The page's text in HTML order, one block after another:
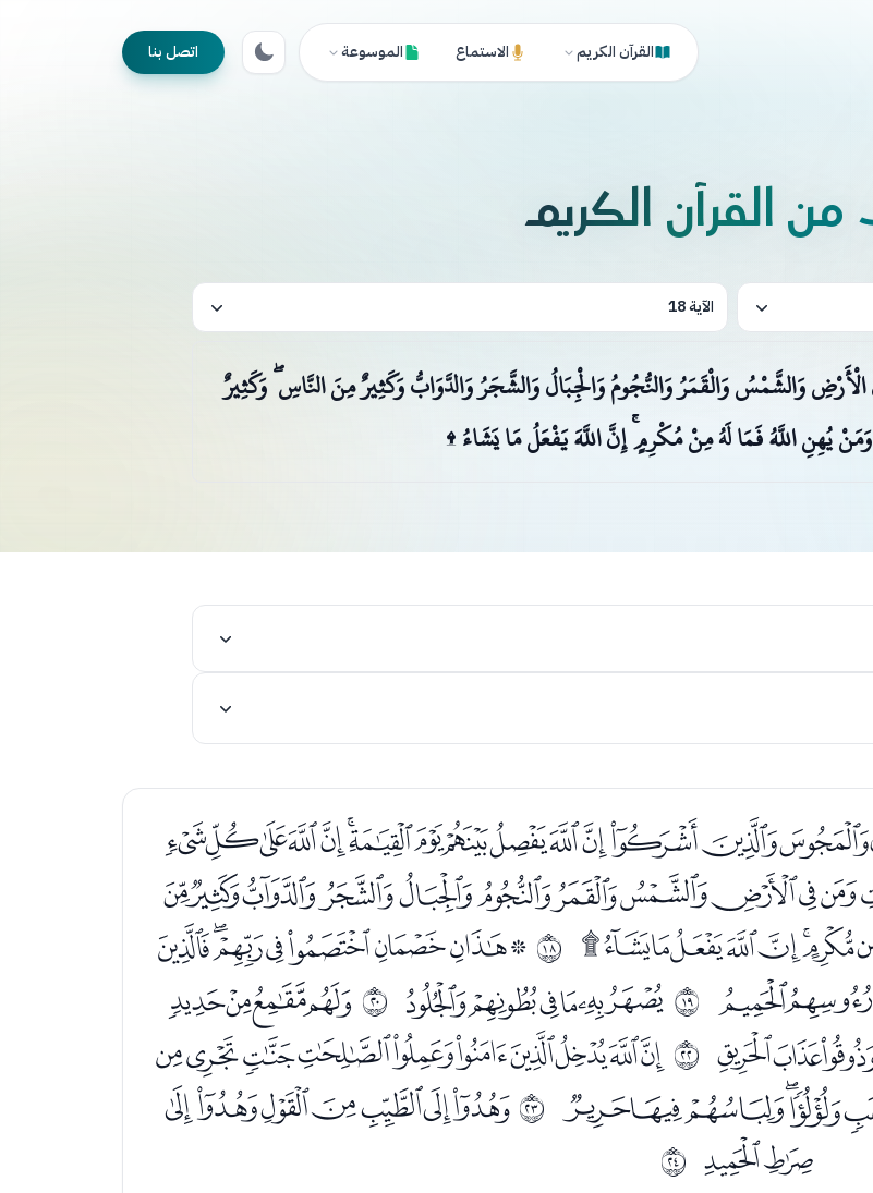
القرآن الكريم الاستماع الموسوعة اتصل بنا
من القرآن الكريم
الآية 18
وَالشَّمْسُ وَالْقَمَرُ وَالنُّجُومُ وَالْجِبَالُ وَالشَّجَرُ وَالدَّوَابُّ وَكَثِيرٌ مِنَ النَّاسِ ۖ وَكَثِيرٌ
يُهِنِ اللَّهُ فَمَا لَهُ مِنْ مُكْرِمٍ ۚ إِنَّ اللَّهَ يَفْعَلُ مَا يَشَاءُ ۩
ﰑﮝﮞﮟﮠﮡﮢﮣﮤ
ﰒﮱﯓﯔﯕﯖﯗ ﰓ ﯙﯚﯛﯜ
ﰕﯫﯬﯭﯮﯯﯰﯱﯲﯳﯴ
ﰖﭑﭒﭓﭔﭕﭖﭗ
ﭘﭙ ﰗ